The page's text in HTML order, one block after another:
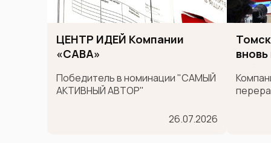
ЦЕНТР ИДЕЙ Компании
«САВА»
Победитель в номинации "САМЫЙ
АКТИВНЫЙ АВТОР"
26.07.2026
в